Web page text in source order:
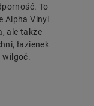
To
Alpha Vinyl
ale także
łazienek
wilgoć.